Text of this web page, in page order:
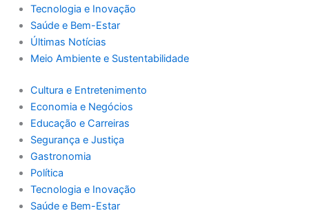
Tecnologia e Inovação
Saúde e Bem-Estar
Últimas Notícias
Meio Ambiente e Sustentabilidade
Cultura e Entretenimento
Economia e Negócios
Educação e Carreiras
Segurança e Justiça
Gastronomia
Política
Tecnologia e Inovação
Saúde e Bem-Estar